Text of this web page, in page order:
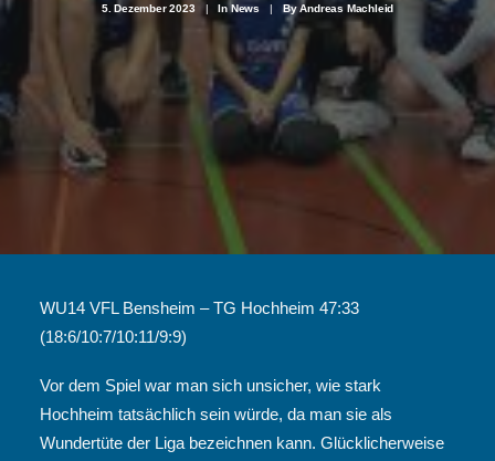
5. Dezember 2023 | InNews | ByAndreas Machleid
WU14 VFL Bensheim – TG Hochheim 47:33
(18:6/10:7/10:11/9:9)
Vor dem Spiel war man sich unsicher, wie stark
Hochheim tatsächlich sein würde, da man sie als
Wundertüte der Liga bezeichnen kann. Glücklicherweise